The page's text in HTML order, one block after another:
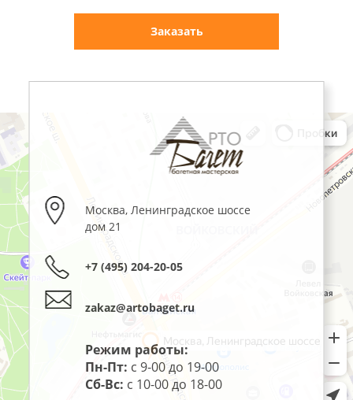
Заказать
Москва,Ленинградское шоссе
дом 21
+7 (495) 204-20-05
zakaz@artobaget.ru
Режим работы:
Пн-Пт: с 9-00 до 19-00
Сб-Вс: с 10-00 до 18-00